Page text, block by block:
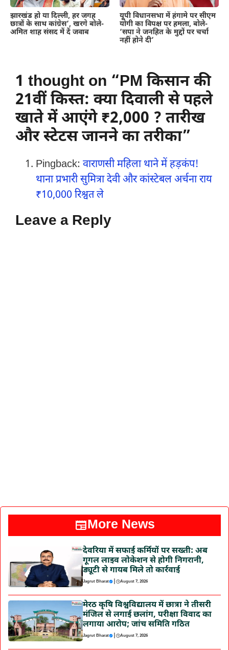
झारखंड हो या दिल्ली, हर जगह
छात्रों के साथ कांग्रेस’, खरगे बोले-
अमित शाह संसद में दें जवाब
यूपी विधानसभा में हंगामे पर सीएम
योगी का विपक्ष पर हमला, बोले-
‘सपा ने जनहित के मुद्दों पर चर्चा
नहीं होने दी’
1 thought on “PM किसान की
21वीं किस्त: क्या दिवाली से पहले
खाते में आएंगे ₹2,000 ? तारीख
और स्टेटस जानने का तरीका”
Pingback: वाराणसी महिला थाने में हड़कंप!
थाना प्रभारी सुमित्रा देवी और कांस्टेबल अर्चना राय
₹10,000 रिश्वत ले
Leave a Reply
More News
देवरिया में सफाई कर्मियों पर सख्ती: अब
गूगल लाइव लोकेशन से होगी निगरानी,
ड्यूटी से गायब मिले तो कार्रवाई
Jagrut Bharat | August 7, 2026
मेरठ कृषि विश्वविद्यालय में छात्रा ने तीसरी
मंजिल से लगाई छलांग, परीक्षा विवाद का
लगाया आरोप; जांच समिति गठित
Jagrut Bharat | August 7, 2026